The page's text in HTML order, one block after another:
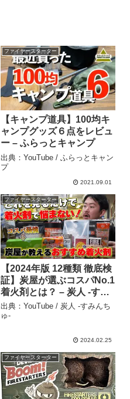
ファイヤースターター
【キャンプ道具】100均キ
ャンプグッズ６点をレビュ
ー – ふらっとキャンプ
出典：YouTube / ふらっとキャン
プ
2021.09.01
ファイヤースターター
【2024年版 12種類 徹底検
証】炭屋が選ぶコスパNo.1
着火剤とは？ – 炭人 -すみ
んちゅ-
出典：YouTube / 炭人 -すみんち
ゅ-
2024.02.25
ファイヤースターター